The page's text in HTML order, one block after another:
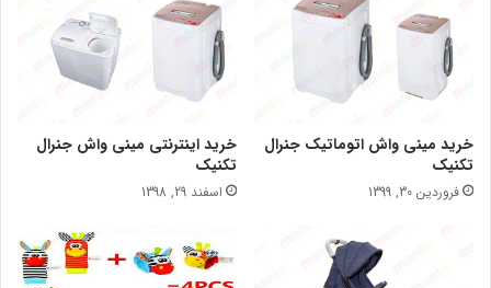
خرید مینی واش اتوماتیک جنرال
تکنیک
فروردین 30, 1399
خرید اینترنتی مینی واش جنرال
تکنیک
اسفند 29, 1398